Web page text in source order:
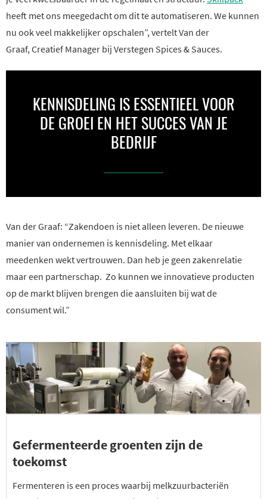
heeft met ons meegedacht om dit te automatiseren. We kunnen
nu ook veel makkelijker opschalen”, vertelt Van der
Graaf, Creatief Manager bij Verstegen Spices & Sauces.
KENNISDELING IS ESSENTIEEL VOOR
DE GROEI EN HET SUCCES VAN JE
BEDRIJF
Van der Graaf: “Zakendoen is niet alleen leveren. De nieuwe
manier van ondernemen is kennisdeling. Met elkaar
meedenken wekt vertrouwen. Dan heb je geen zakenrelatie
maar een partnerschap. Zo kunnen we innovatieve producten
op de markt blijven brengen die aansluiten bij wat de
consument wil.”
Gefermenteerde groenten zijn de
toekomst
Fermenteren is een proces waarbij melkzuurbacteriën